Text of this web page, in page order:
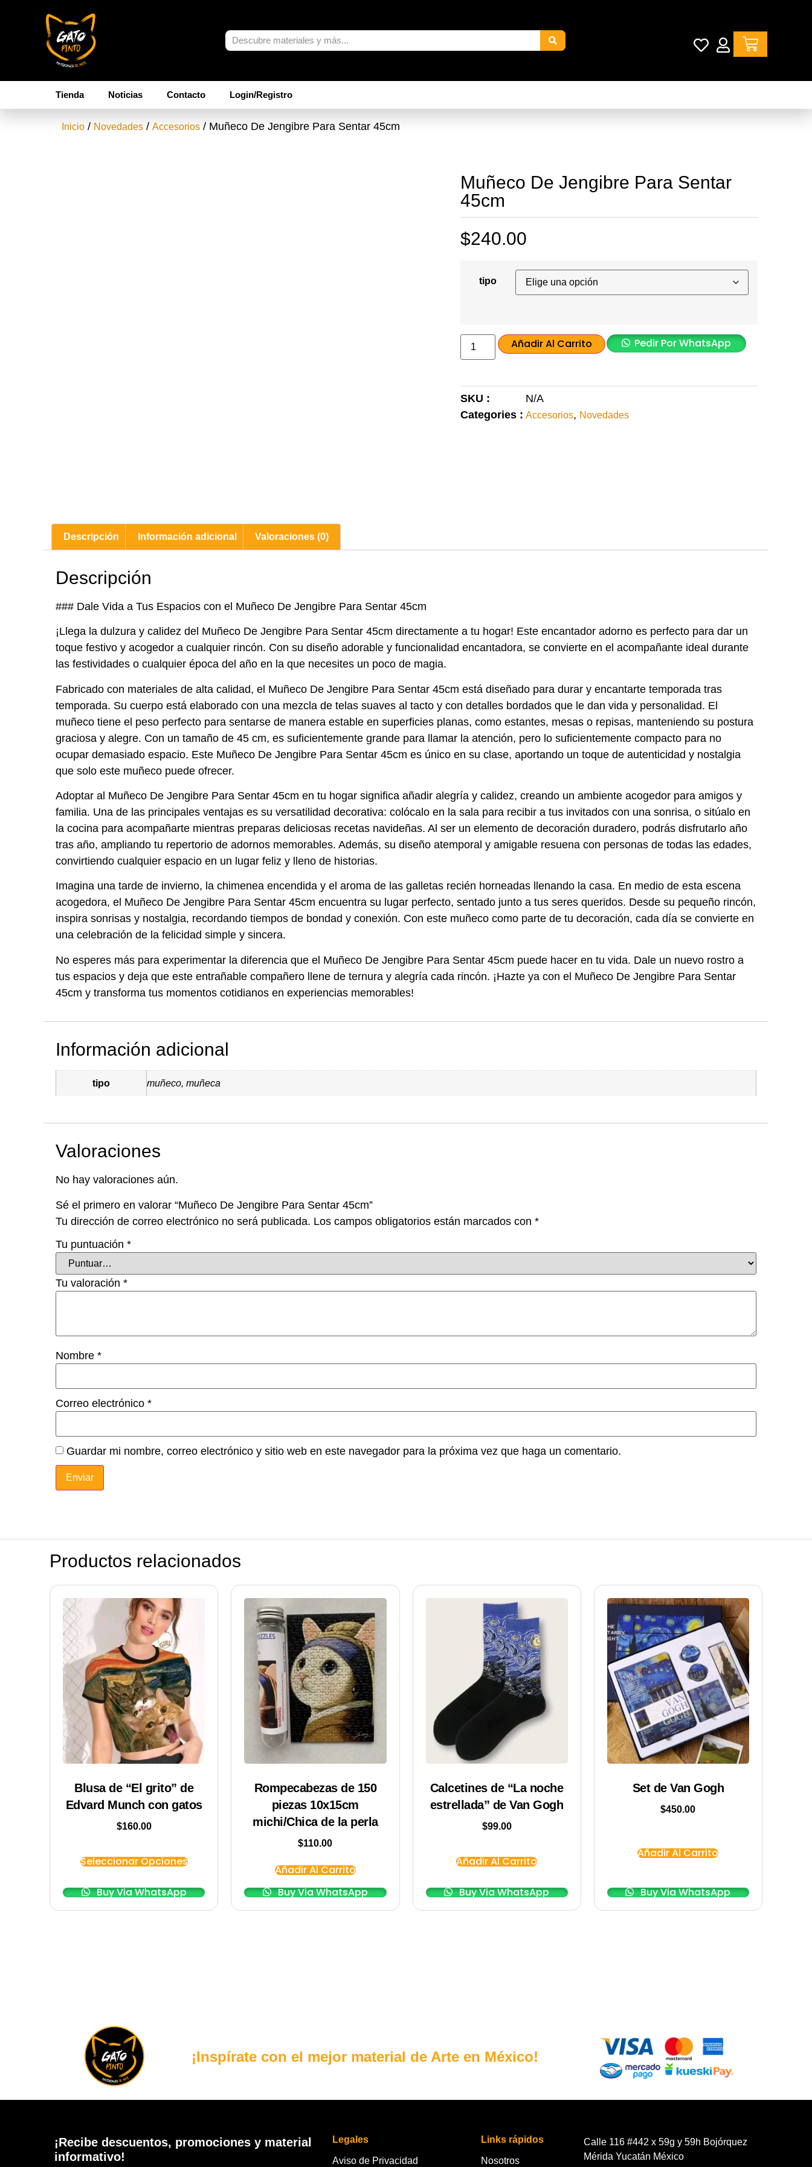
Tienda Noticias Contacto Login/Registro
Inicio / Novedades / Accesorios / Muñeco De Jengibre Para Sentar 45cm
Muñeco De Jengibre Para Sentar
45cm
$240.00
tipo
Añadir Al Carrito Pedir Por WhatsApp
SKU :
N/A
Categories : Accesorios, Novedades
Descripción Información adicional Valoraciones (0)
Descripción
### Dale Vida a Tus Espacios con el Muñeco De Jengibre Para Sentar 45cm
¡Llega la dulzura y calidez del Muñeco De Jengibre Para Sentar 45cm directamente a tu hogar! Este encantador adorno es perfecto para dar un
toque festivo y acogedor a cualquier rincón. Con su diseño adorable y funcionalidad encantadora, se convierte en el acompañante ideal durante
las festividades o cualquier época del año en la que necesites un poco de magia.
Fabricado con materiales de alta calidad, el Muñeco De Jengibre Para Sentar 45cm está diseñado para durar y encantarte temporada tras
temporada. Su cuerpo está elaborado con una mezcla de telas suaves al tacto y con detalles bordados que le dan vida y personalidad. El
muñeco tiene el peso perfecto para sentarse de manera estable en superficies planas, como estantes, mesas o repisas, manteniendo su postura
graciosa y alegre. Con un tamaño de 45 cm, es suficientemente grande para llamar la atención, pero lo suficientemente compacto para no
ocupar demasiado espacio. Este Muñeco De Jengibre Para Sentar 45cm es único en su clase, aportando un toque de autenticidad y nostalgia
que solo este muñeco puede ofrecer.
Adoptar al Muñeco De Jengibre Para Sentar 45cm en tu hogar significa añadir alegría y calidez, creando un ambiente acogedor para amigos y
familia. Una de las principales ventajas es su versatilidad decorativa: colócalo en la sala para recibir a tus invitados con una sonrisa, o sitúalo en
la cocina para acompañarte mientras preparas deliciosas recetas navideñas. Al ser un elemento de decoración duradero, podrás disfrutarlo año
tras año, ampliando tu repertorio de adornos memorables. Además, su diseño atemporal y amigable resuena con personas de todas las edades,
convirtiendo cualquier espacio en un lugar feliz y lleno de historias.
Imagina una tarde de invierno, la chimenea encendida y el aroma de las galletas recién horneadas llenando la casa. En medio de esta escena
acogedora, el Muñeco De Jengibre Para Sentar 45cm encuentra su lugar perfecto, sentado junto a tus seres queridos. Desde su pequeño rincón,
inspira sonrisas y nostalgia, recordando tiempos de bondad y conexión. Con este muñeco como parte de tu decoración, cada día se convierte en
una celebración de la felicidad simple y sincera.
No esperes más para experimentar la diferencia que el Muñeco De Jengibre Para Sentar 45cm puede hacer en tu vida. Dale un nuevo rostro a
tus espacios y deja que este entrañable compañero llene de ternura y alegría cada rincón. ¡Hazte ya con el Muñeco De Jengibre Para Sentar
45cm y transforma tus momentos cotidianos en experiencias memorables!
Información adicional
tipo muñeco, muñeca
Valoraciones
No hay valoraciones aún.
Sé el primero en valorar “Muñeco De Jengibre Para Sentar 45cm”
Tu dirección de correo electrónico no será publicada. Los campos obligatorios están marcados con *
Tu puntuación *
Tu valoración *
Nombre *
Correo electrónico *
Guardar mi nombre, correo electrónico y sitio web en este navegador para la próxima vez que haga un comentario.
Productos relacionados
Blusa de “El grito” de
Edvard Munch con gatos
$160.00
Seleccionar Opciones
Buy Via WhatsApp
Rompecabezas de 150
piezas 10x15cm
michi/Chica de la perla
$110.00
Añadir Al Carrito
Buy Via WhatsApp
Calcetines de “La noche
estrellada” de Van Gogh
$99.00
Añadir Al Carrito
Buy Via WhatsApp
Set de Van Gogh
$450.00
Añadir Al Carrito
Buy Via WhatsApp
¡Inspírate con el mejor material de Arte en México!
¡Recibe descuentos, promociones y material
informativo!
Legales
Aviso de Privacidad
Links rápidos
Nosotros
Calle 116 #442 x 59g y 59h Bojórquez
Mérida Yucatán México